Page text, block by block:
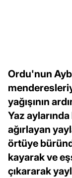
Ordu'nun
yağışının
Yaz
ağırlayan
örtüye
kayarak ve
çıkararak